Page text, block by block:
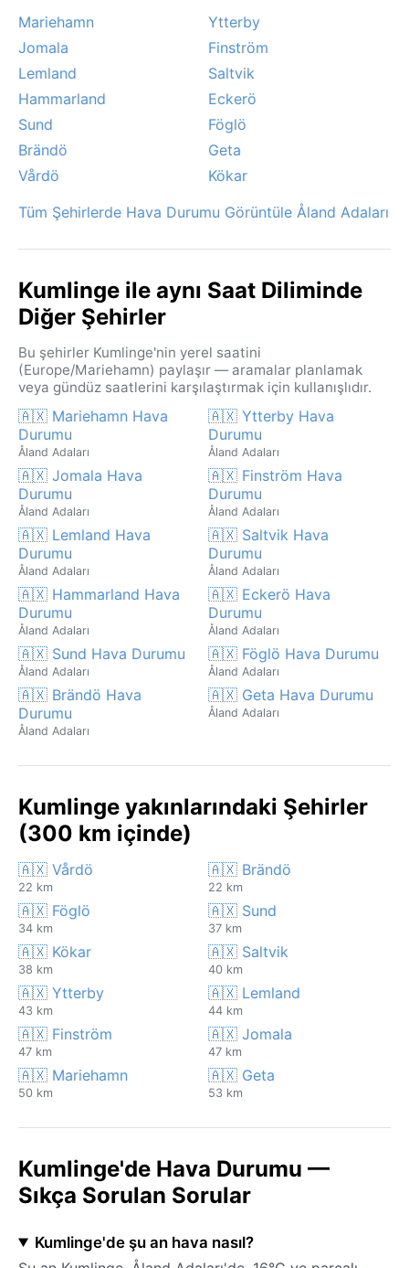
Mariehamn
Ytterby
Jomala
Finström
Lemland
Saltvik
Hammarland
Eckerö
Sund
Föglö
Brändö
Geta
Vårdö
Kökar
Tüm Şehirlerde Hava Durumu Görüntüle Åland Adaları
Kumlinge ile aynı Saat Diliminde
Diğer Şehirler
Bu şehirler Kumlinge'nin yerel saatini
(Europe/Mariehamn) paylaşır — aramalar planlamak
veya gündüz saatlerini karşılaştırmak için kullanışlıdır.
🇦🇽 Mariehamn Hava
Durumu
Åland Adaları
🇦🇽 Ytterby Hava
Durumu
Åland Adaları
🇦🇽 Jomala Hava
Durumu
Åland Adaları
🇦🇽 Finström Hava
Durumu
Åland Adaları
🇦🇽 Lemland Hava
Durumu
Åland Adaları
🇦🇽 Saltvik Hava
Durumu
Åland Adaları
🇦🇽 Hammarland Hava
Durumu
Åland Adaları
🇦🇽 Eckerö Hava
Durumu
Åland Adaları
🇦🇽 Sund Hava Durumu
Åland Adaları
🇦🇽 Föglö Hava Durumu
Åland Adaları
🇦🇽 Brändö Hava
Durumu
Åland Adaları
🇦🇽 Geta Hava Durumu
Åland Adaları
Kumlinge yakınlarındaki Şehirler
(300 km içinde)
🇦🇽 Vårdö
22 km
🇦🇽 Brändö
22 km
🇦🇽 Föglö
34 km
🇦🇽 Sund
37 km
🇦🇽 Kökar
38 km
🇦🇽 Saltvik
40 km
🇦🇽 Ytterby
43 km
🇦🇽 Lemland
44 km
🇦🇽 Finström
47 km
🇦🇽 Jomala
47 km
🇦🇽 Mariehamn
50 km
🇦🇽 Geta
53 km
Kumlinge'de Hava Durumu —
Sıkça Sorulan Sorular
Kumlinge'de şu an hava nasıl?